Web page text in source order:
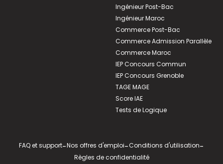
Ingénieur Post-Bac
Ingénieur Maroc
Commerce Post-Bac
Commerce Admission Parallèle
Commerce Maroc
IEP Concours Commun
IEP Concours Grenoble
TAGE MAGE
Score IAE
Tests de Logique
FAQ et support-Nos offres d'emploi-Conditions d'utilisation-
Règles de confidentialité